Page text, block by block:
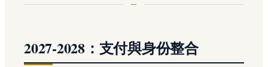
2027-2028：支付與身份整合